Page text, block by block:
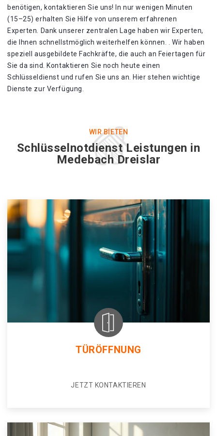
benötigen, kontaktieren Sie uns! In nur wenigen Minuten
(15–25) erhalten Sie Hilfe von unserem erfahrenen
Experten. Dank unserer zentralen Lage haben wir Experten,
die Ihnen schnellstmöglich weiterhelfen können. . Wir haben
speziell ausgebildete Fachkräfte, die auch an Feiertagen für
Sie da sind. Kontaktieren Sie noch heute einen
Schlüsseldienst und rufen Sie uns an. Hier stehen wichtige
Dienste zur Verfügung.
WIR BIETEN
Schlüsselnotdienst Leistungen in
Medebach Dreislar
TÜRÖFFNUNG
JETZT KONTAKTIEREN